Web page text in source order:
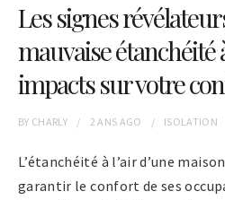
Les signes
mauvaise étanchéité
impacts sur votre
BY CHARLY 2 ANS AGO ISOLATION
L’étanchéité à l’air d’une
garantir le confort de ses